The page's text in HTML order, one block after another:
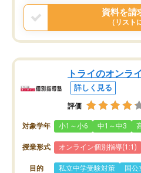
戻せ、授業内容や講師の方は良
と思います。
資料を請
（リスト
トライのオンラ
詳しく見る
評価
対象学年 小1～小6 中1～中3
授業形式 オンライン個別指導(1:1)
目的 私立中学受験対策
国公